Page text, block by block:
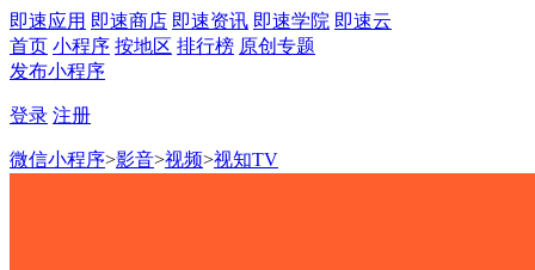
即速应用 即速商店 即速资讯 即速学院 即速云
首页 小程序 按地区 排行榜 原创专题
发布小程序
登录 注册
微信小程序>影音>视频>视知TV